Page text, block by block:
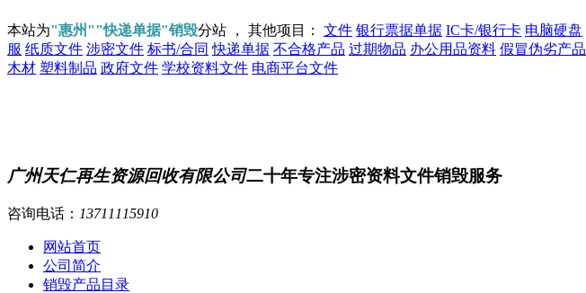
本站为"惠州""快递单据"销毁分站 ， 其他项目： 文件 银行票据单据 IC卡/银行卡 电脑硬盘
服 纸质文件 涉密文件 标书/合同 快递单据 不合格产品 过期物品 办公用品资料 假冒伪劣产品
木材 塑料制品 政府文件 学校资料文件 电商平台文件
广州天仁再生资源回收有限公司二十年专注涉密资料文件销毁服务
咨询电话： 13711115910
网站首页
公司简介
销毁产品目录